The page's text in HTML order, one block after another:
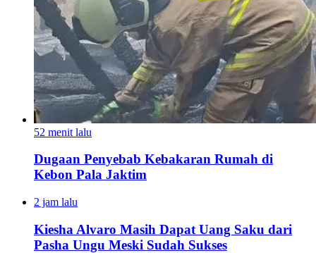
52 menit lalu
Dugaan Penyebab Kebakaran Rumah di
Kebon Pala Jaktim
2 jam lalu
Kiesha Alvaro Masih Dapat Uang Saku dari
Pasha Ungu Meski Sudah Sukses